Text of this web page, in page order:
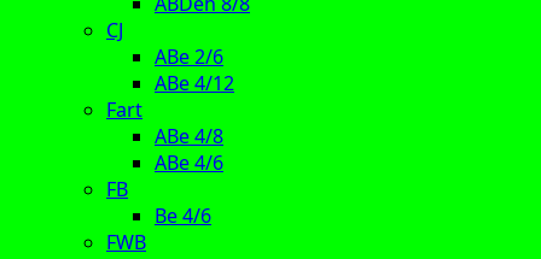
CJ
ABe 2/6
ABe 4/12
Fart
ABe 4/8
ABe 4/6
FB
Be 4/6
FWB